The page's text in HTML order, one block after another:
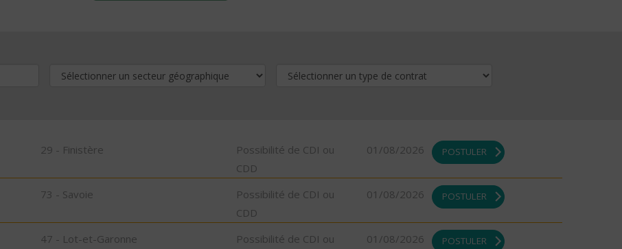
29 - Finistère
Possibilité de CDI ou
CDD
01/08/2026 POSTULER
73 - Savoie
Possibilité de CDI ou
CDD
01/08/2026 POSTULER
47 - Lot-et-Garonne
Possibilité de CDI ou
01/08/2026 POSTULER